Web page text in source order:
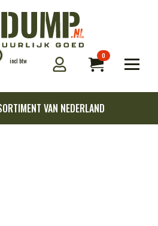
incl btw
0
VAN NEDERLAND